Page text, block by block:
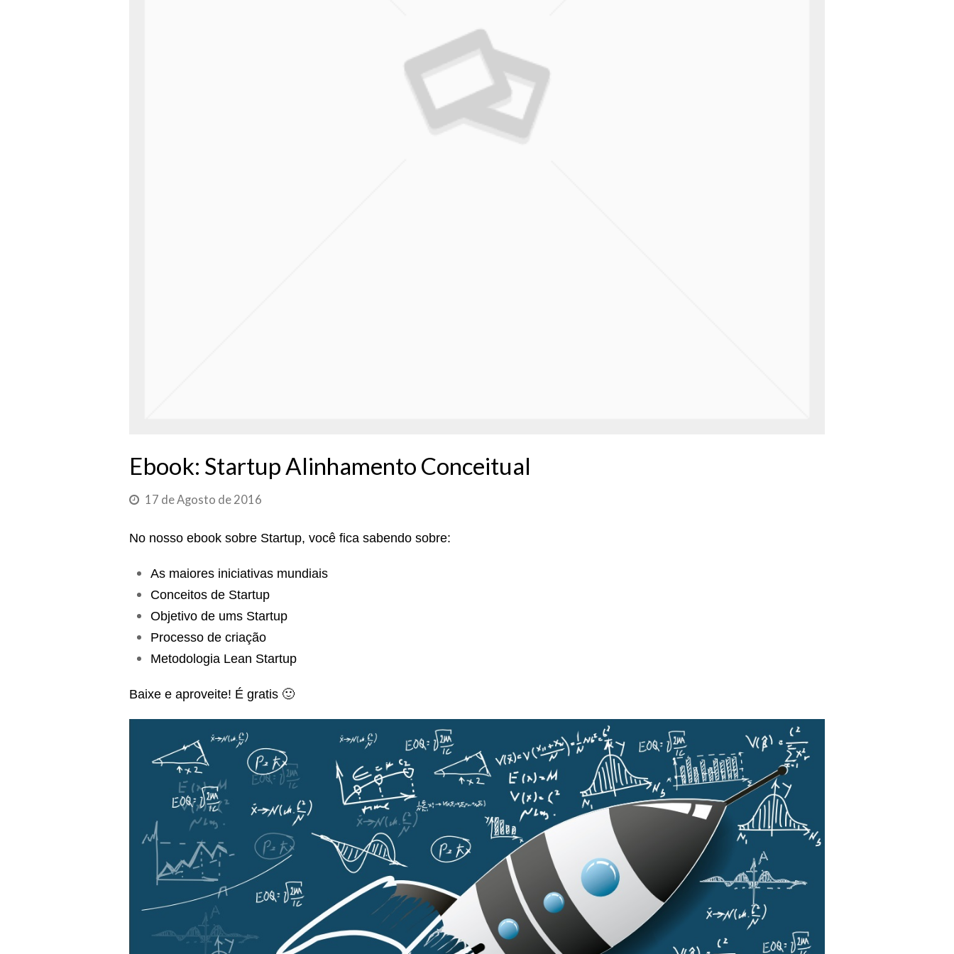
Ebook: Startup Alinhamento Conceitual
17 de Agosto de 2016
No nosso ebook sobre Startup, você fica sabendo sobre:
As maiores iniciativas mundiais
Conceitos de Startup
Objetivo de ums Startup
Processo de criação
Metodologia Lean Startup
Baixe e aproveite! É gratis 🙂